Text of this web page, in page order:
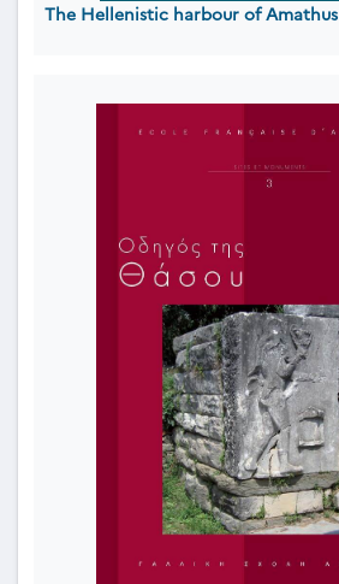
The Hellenistic harbour of Amathus